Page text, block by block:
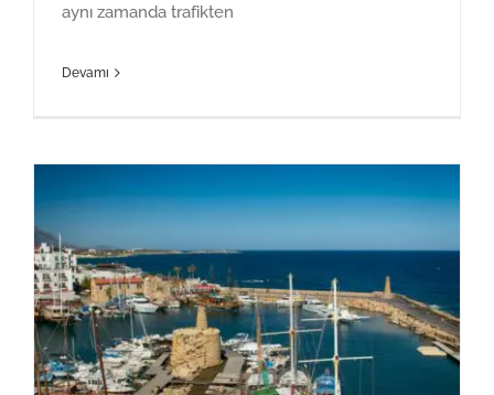
aynı zamanda trafikten
Devamı